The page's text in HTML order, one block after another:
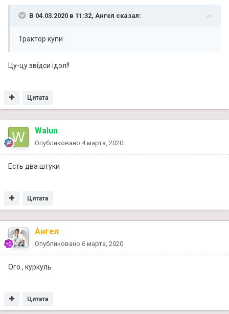
В 04.03.2020 в 11:32, Ангел сказал:
Трактор купи
Цу-цу звідси ідол!!
Цитата
Walun
Опубликовано 4 марта, 2020
Есть два штуки
Цитата
Ангел
Опубликовано 6 марта, 2020
Ого , куркуль
Цитата